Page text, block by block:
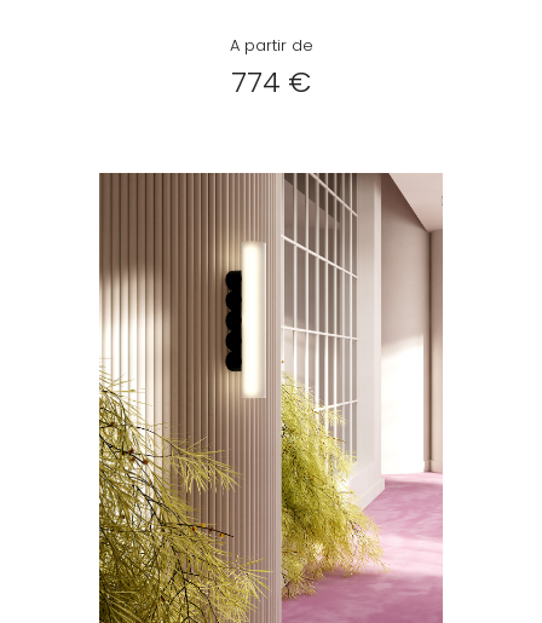
A partir de
774 €